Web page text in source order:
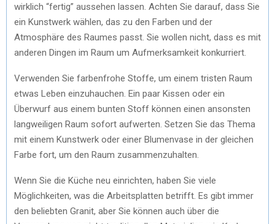
wirklich “fertig” aussehen lassen. Achten Sie darauf, dass Sie
ein Kunstwerk wählen, das zu den Farben und der
Atmosphäre des Raumes passt. Sie wollen nicht, dass es mit
anderen Dingen im Raum um Aufmerksamkeit konkurriert.
Verwenden Sie farbenfrohe Stoffe, um einem tristen Raum
etwas Leben einzuhauchen. Ein paar Kissen oder ein
Überwurf aus einem bunten Stoff können einen ansonsten
langweiligen Raum sofort aufwerten. Setzen Sie das Thema
mit einem Kunstwerk oder einer Blumenvase in der gleichen
Farbe fort, um den Raum zusammenzuhalten.
Wenn Sie die Küche neu einrichten, haben Sie viele
Möglichkeiten, was die Arbeitsplatten betrifft. Es gibt immer
den beliebten Granit, aber Sie können auch über die